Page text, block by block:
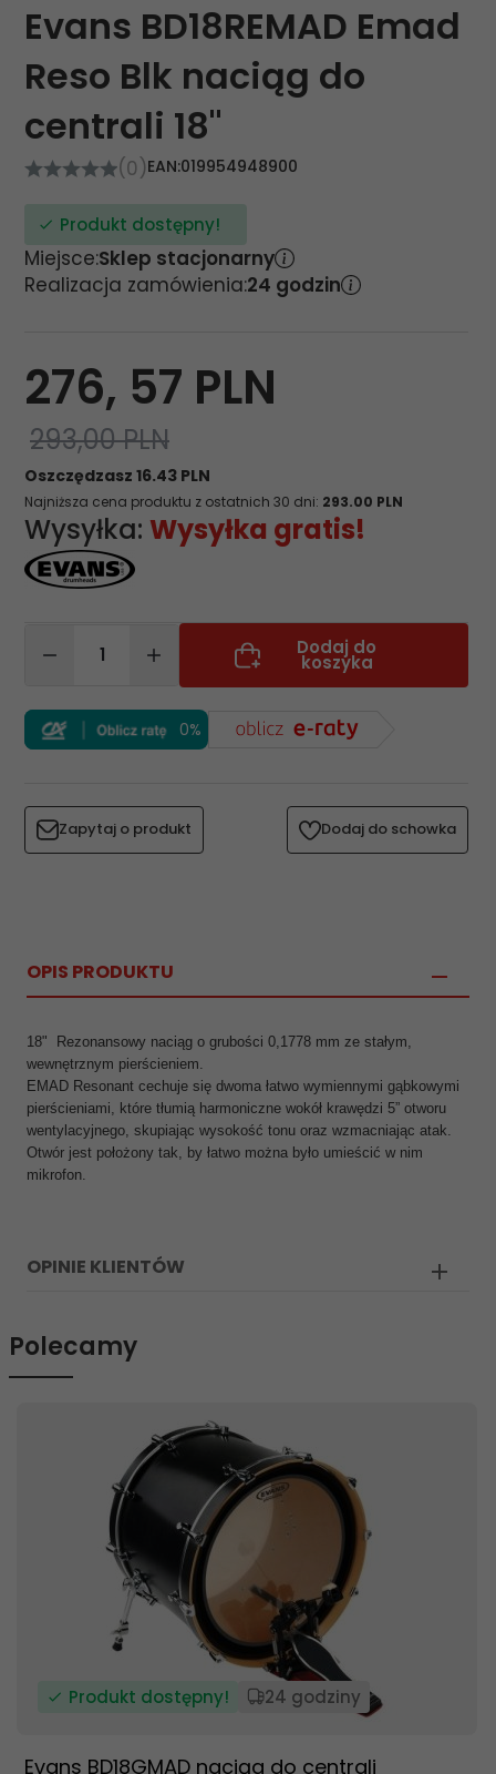
Evans BD18REMAD Emad
Reso Blk naciąg do
centrali 18"
(0)EAN:019954948900
Produkt dostępny!
Miejsce:Sklep stacjonarny
Realizacja zamówienia:24 godzin
276, 57 PLN
293,00 PLN
Oszczędzasz 16.43 PLN
Najniższa cena produktu z ostatnich 30 dni: 293.00 PLN
Wysyłka: Wysyłka gratis!
Dodaj do
koszyka
0%
Zapytaj o produkt Dodaj do schowka
OPIS PRODUKTU
18" Rezonansowy naciąg o grubości 0,1778 mm ze stałym,
wewnętrznym pierścieniem.
EMAD Resonant cechuje się dwoma łatwo wymiennymi gąbkowymi
pierścieniami, które tłumią harmoniczne wokół krawędzi 5” otworu
wentylacyjnego, skupiając wysokość tonu oraz wzmacniając atak.
Otwór jest położony tak, by łatwo można było umieścić w nim
mikrofon.
OPINIE KLIENTÓW
Polecamy
Produkt dostępny! 24 godziny
Evans BD18GMAD naciąg do centrali